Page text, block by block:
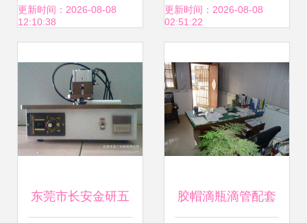
更新时间：2026-08-08
12:10:38
密世界——北京丰
有限公司产品世界
解析
更新时间：2026-08-08
02:51:22
东莞市长安金研五 胶帽滴瓶滴管配套